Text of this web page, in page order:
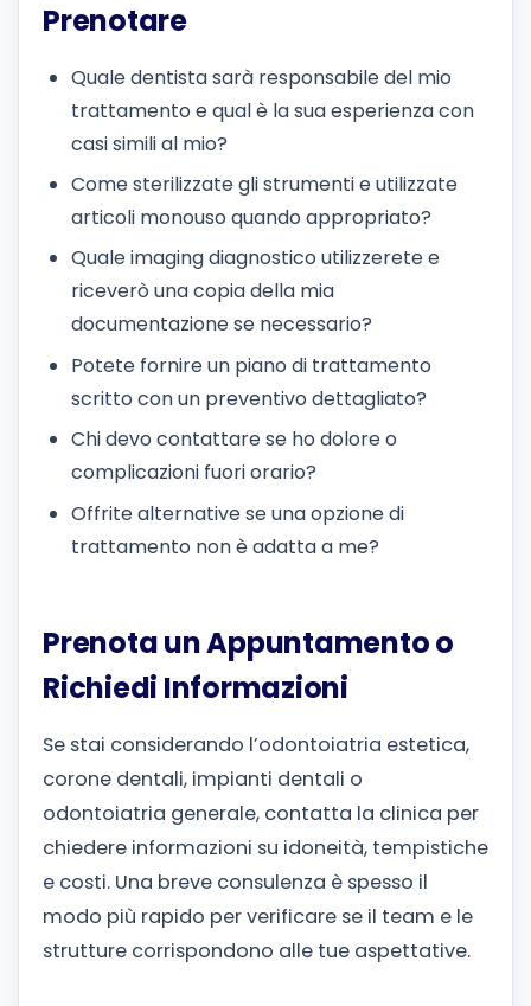
Prenotare
Quale dentista sarà responsabile del mio
trattamento e qual è la sua esperienza con
casi simili al mio?
Come sterilizzate gli strumenti e utilizzate
articoli monouso quando appropriato?
Quale imaging diagnostico utilizzerete e
riceverò una copia della mia
documentazione se necessario?
Potete fornire un piano di trattamento
scritto con un preventivo dettagliato?
Chi devo contattare se ho dolore o
complicazioni fuori orario?
Offrite alternative se una opzione di
trattamento non è adatta a me?
Prenota un Appuntamento o
Richiedi Informazioni
Se stai considerando l’odontoiatria estetica,
corone dentali, impianti dentali o
odontoiatria generale, contatta la clinica per
chiedere informazioni su idoneità, tempistiche
e costi. Una breve consulenza è spesso il
modo più rapido per verificare se il team e le
strutture corrispondono alle tue aspettative.